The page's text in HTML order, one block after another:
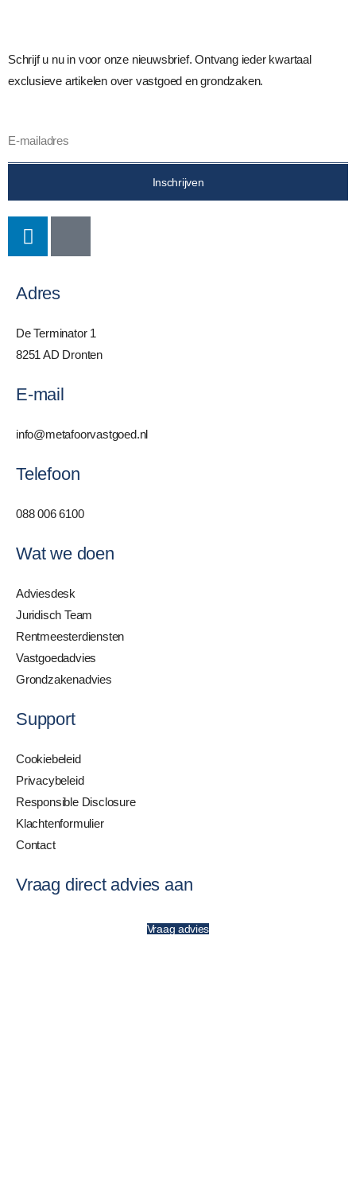
Schrijf u nu in voor onze nieuwsbrief. Ontvang ieder kwartaal
exclusieve artikelen over vastgoed en grondzaken.
Inschrijven
Adres
De Terminator 1
8251 AD Dronten
E-mail
info@metafoorvastgoed.nl
Telefoon
088 006 6100
Wat we doen
Adviesdesk
Juridisch Team
Rentmeesterdiensten
Vastgoedadvies
Grondzakenadvies
Support
Cookiebeleid
Privacybeleid
Responsible Disclosure
Klachtenformulier
Contact
Vraag direct advies aan
Vraag advies